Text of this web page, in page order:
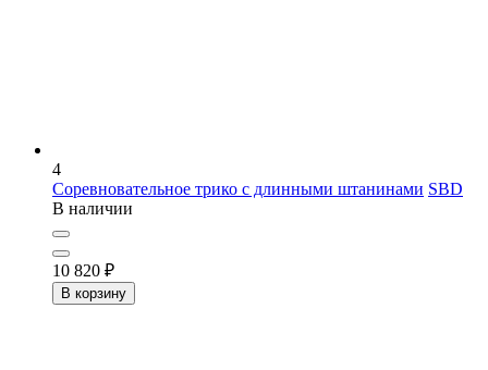
4
Соревновательное трико с длинными штанинами SBD
В наличии
10 820 ₽
В корзину